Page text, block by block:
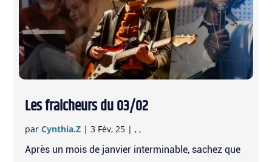
Les fraicheurs du 03/02
parCynthia.Z |3 Fév, 25 |,,
Après un mois de janvier interminable, sachez que